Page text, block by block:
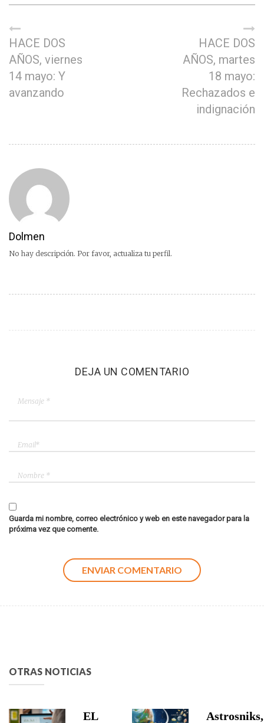
HACE DOS
AÑOS, viernes
14 mayo: Y
avanzando
HACE DOS
AÑOS, martes
18 mayo:
Rechazados e
indignación
Dolmen
No hay descripción. Por favor, actualiza tu perfil.
DEJA UN COMENTARIO
Guarda mi nombre, correo electrónico y web en este navegador para la
próxima vez que comente.
OTRAS NOTICIAS
EL
Astrosniks,